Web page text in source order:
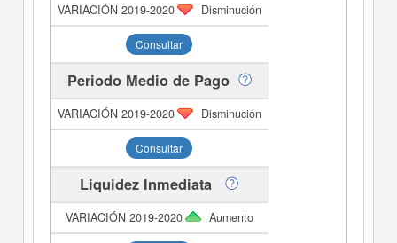
Disminución
Consultar
Periodo Medio de Pago
Disminución
Consultar
Liquidez Inmediata
Aumento